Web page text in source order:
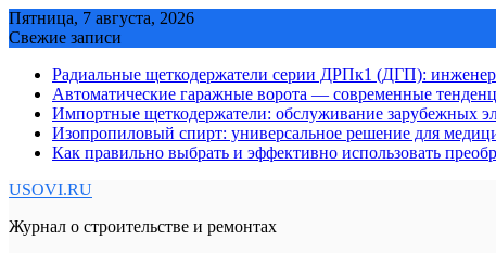
Skip
to
Пятница, 7 августа, 2026
Свежие записи
Радиальные щеткодержатели серии ДРПк1 (ДГП):
Автоматические гаражные ворота — современные
Импортные щеткодержатели: обслуживание зарубежных
Изопропиловый спирт: универсальное решение для
Как правильно выбрать и эффективно использовать
USOVI.RU
Журнал о строительстве и ремонтах